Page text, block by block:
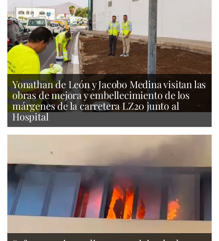
Yonathan de León y Jacobo Medina visitan las
obras de mejora y embellecimiento de los
márgenes de la carretera LZ20 junto al
Hospital